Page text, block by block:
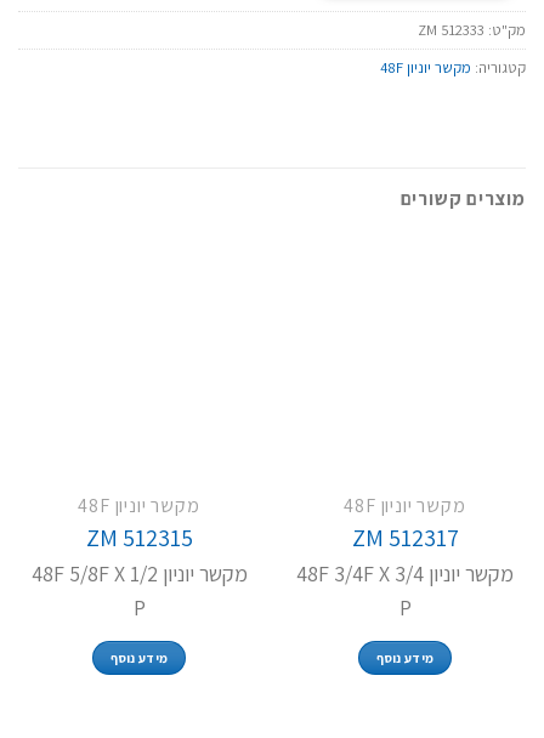
מק"ט: ZM 512333
קטגוריה: מקשר יוניון 48F
מוצרים קשורים
מקשר יוניון 48F
ZM 512317
מקשר יוניון 48F 3/4F X 3/4
P
מידע נוסף
מקשר יוניון 48F
ZM 512315
מקשר יוניון 48F 5/8F X 1/2
P
מידע נוסף